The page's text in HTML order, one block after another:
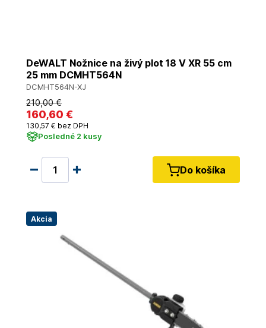
DeWALT Nožnice na živý plot 18 V XR 55 cm
25 mm DCMHT564N
DCMHT564N-XJ
210,00 €
160,60 €
130,57 € bez DPH
Posledné 2 kusy
Do košíka
Akcia